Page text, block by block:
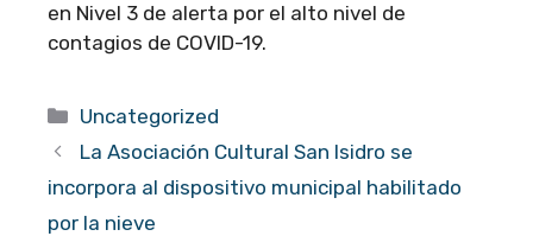
en Nivel 3 de alerta por el alto nivel de
contagios de COVID-19.
Categorías
Uncategorized
La Asociación Cultural San Isidro se
incorpora al dispositivo municipal habilitado
por la nieve